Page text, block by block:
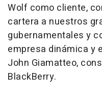
Wolf como cliente,
cartera a nuestros
gubernamentales y
empresa dinámica y
John Giamatteo,
BlackBerry.